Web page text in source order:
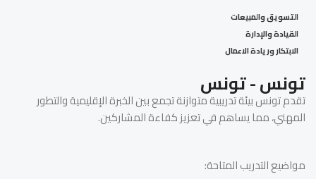
التسويق والمبيعات
القيادة والإدارة
الابتكار وريادة الاعمال
تونس - تونس
تقدم تونس بيئة تدريبية متوازنة تجمع بين الخبرة الإقليمية والتطور
المهني، مما يساهم في تعزيز كفاءة المشاركين.
مواضيع التدريب المتاحة: